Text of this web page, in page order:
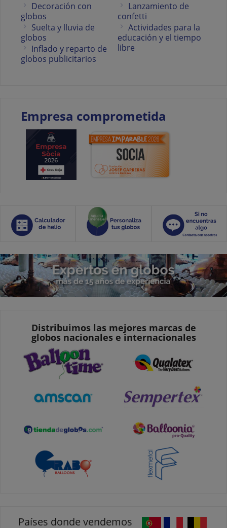
Decoración con
globos
Suelta y lluvia de
globos
Inflado y reparto de
globos publicitarios
Lanzamiento de
confetti
Actividades para la
educación y el tiempo
libre
Empresa comprometida
Distribuimos las mejores marcas de
globos nacionales e internacionales
Países donde vendemos